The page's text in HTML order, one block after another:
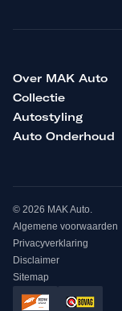
Over MAK Auto
Collectie
Autostyling
Auto Onderhoud
© 2026 MAK Auto.
Algemene voorwaarden
Privacyverklaring
Disclaimer
Sitemap